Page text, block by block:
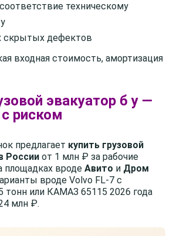
техническому
скрытых дефектов
входная стоимость, амортизация
эвакуатор б у —
риском
предлагает купить грузовой
России от 1 млн ₽ за рабочие
площадках вроде Авито и Дром
вроде Volvo FL-7 с
тонн или КАМАЗ 65115 2026 года
млн ₽.